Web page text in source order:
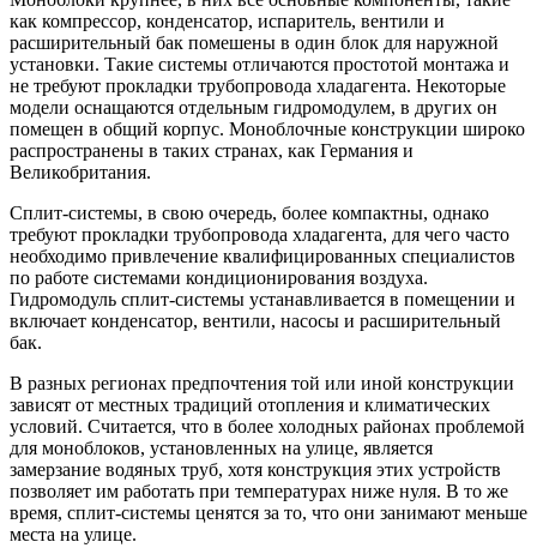
как компрессор, конденсатор, испаритель, вентили и
расширительный бак помешены в один блок для наружной
установки. Такие системы отличаются простотой монтажа и
не требуют прокладки трубопровода хладагента. Некоторые
модели оснащаются отдельным гидромодулем, в других он
помещен в общий корпус. Моноблочные конструкции широко
распространены в таких странах, как Германия и
Великобритания.
Сплит-системы, в свою очередь, более компактны, однако
требуют прокладки трубопровода хладагента, для чего часто
необходимо привлечение квалифицированных специалистов
по работе системами кондиционирования воздуха.
Гидромодуль сплит-системы устанавливается в помещении и
включает конденсатор, вентили, насосы и расширительный
бак.
В разных регионах предпочтения той или иной конструкции
зависят от местных традиций отопления и климатических
условий. Считается, что в более холодных районах проблемой
для моноблоков, установленных на улице, является
замерзание водяных труб, хотя конструкция этих устройств
позволяет им работать при температурах ниже нуля. В то же
время, сплит-системы ценятся за то, что они занимают меньше
места на улице.